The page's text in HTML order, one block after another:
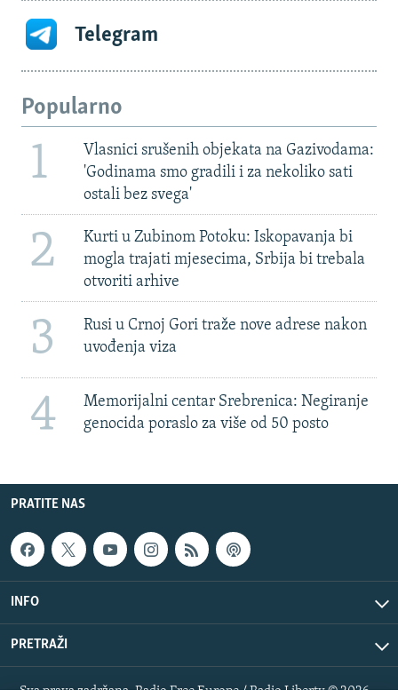
Telegram
Popularno
1
Vlasnici srušenih objekata na Gazivodama:
'Godinama smo gradili i za nekoliko sati
ostali bez svega'
2
Kurti u Zubinom Potoku: Iskopavanja bi
mogla trajati mjesecima, Srbija bi trebala
otvoriti arhive
3
Rusi u Crnoj Gori traže nove adrese nakon
uvođenja viza
4
Memorijalni centar Srebrenica: Negiranje
genocida poraslo za više od 50 posto
PRATITE NAS
INFO
PRETRAŽI
Sva prava zadržana. Radio Free Europe / Radio Liberty © 2026